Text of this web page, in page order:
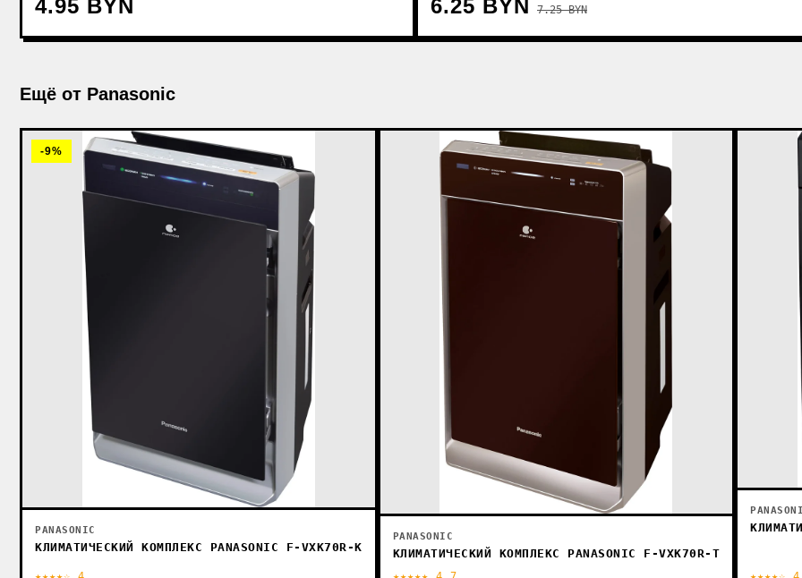
4.95 BYN 6.25 BYN 7.25 BYN
Ещё от Panasonic
-9%
PANASONIC
КЛИМАТИЧЕСКИЙ КОМПЛЕКС PANASONIC F-VXK70R-K
PANASONIC
КЛИМАТИЧЕСКИЙ КОМПЛЕКС PANASONIC F-VXK70R-T